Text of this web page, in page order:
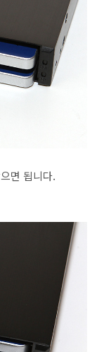
면 됩니다.